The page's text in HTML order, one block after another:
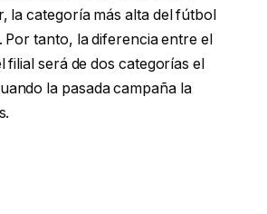
la categoría más alta del fútbol
Por tanto, la diferencia entre el
filial será de dos categorías el
la pasada campaña la